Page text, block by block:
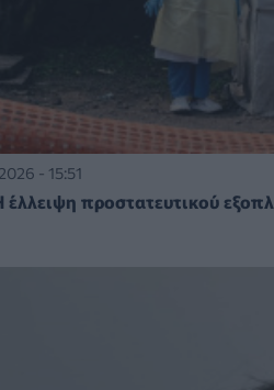
- 15:51
προστατευτικού